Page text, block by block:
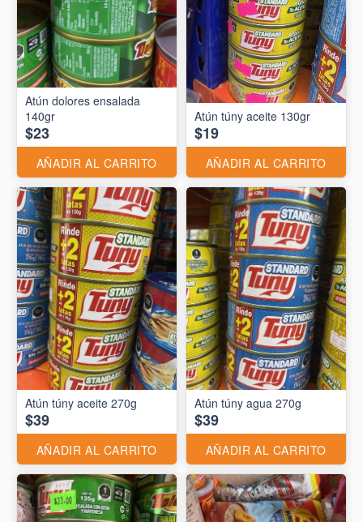
Atún dolores ensalada
140gr
$23
AÑADIR AL CARRITO
Atún túny aceite 130gr
$19
AÑADIR AL CARRITO
Atún túny aceite 270g
$39
AÑADIR AL CARRITO
Atún túny agua 270g
$39
AÑADIR AL CARRITO